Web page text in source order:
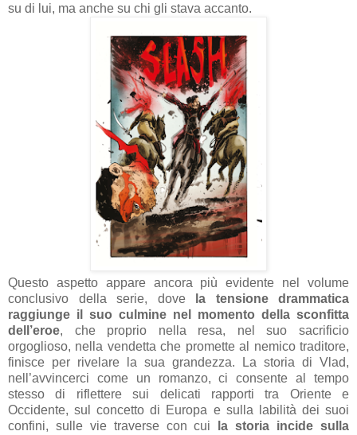
su di lui, ma anche su chi gli stava accanto.
Questo aspetto appare ancora più evidente nel volume
conclusivo della serie, dove
la tensione drammatica
raggiunge il suo culmine nel momento della sconfitta
dell’eroe, che proprio nella resa, nel suo sacrificio
orgoglioso, nella vendetta che promette al nemico traditore,
finisce per rivelare la sua grandezza. La storia di Vlad,
nell’avvincerci come un romanzo, ci consente al tempo
stesso di riflettere sui delicati rapporti tra Oriente e
Occidente, sul concetto di Europa e sulla labilità dei suoi
confini, sulle vie traverse con cui
la storia incide sulla